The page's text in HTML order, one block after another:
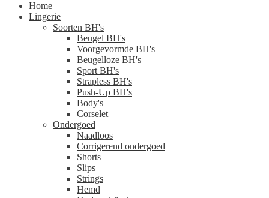
Home
Lingerie
Soorten BH's
Beugel BH's
Voorgevormde BH's
Beugelloze BH's
Sport BH's
Strapless BH's
Push-Up BH's
Body's
Corselet
Ondergoed
Naadloos
Corrigerend ondergoed
Shorts
Slips
Strings
Hemd